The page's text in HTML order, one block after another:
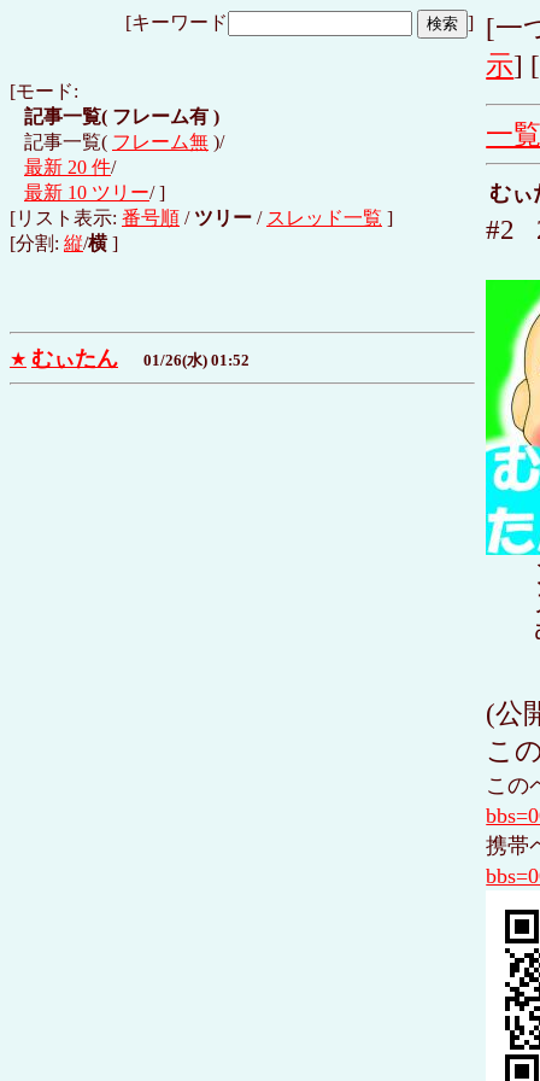
[キーワード ]
[モード:
記事一覧( フレーム有 )
記事一覧( フレーム無 )/
最新 20 件/
最新 10 ツリー/ ]
[リスト表示: 番号順 / ツリー / スレッド一覧 ]
[分割: 縦/横]
★ むぃたん 01/26(水) 01:52
[一
示] [
一
むぃ
#2
(公
こ
この
携帯